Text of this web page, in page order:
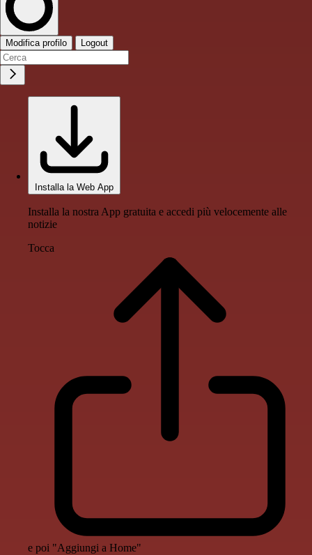
Modifica profilo Logout
Installa la Web App
Installa la nostra App gratuita e accedi più velocemente alle
notizie
Tocca
e poi "Aggiungi a Home"